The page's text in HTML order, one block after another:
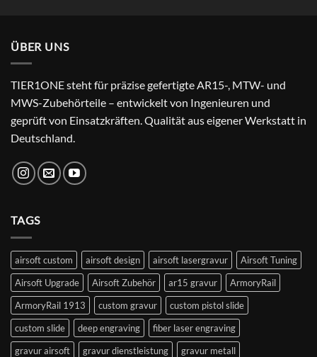
ÜBER UNS
TIER1ONE steht für präzise gefertigte AR15-, MTW- und
MWS-Zubehörteile – entwickelt von Ingenieuren und
geprüft von Einsatzkräften. Qualität aus eigener Werkstatt in
Deutschland.
TAGS
airsoft custom airsoft design airsoft lasergravur
Airsoft Tuning
Airsoft Upgrade
Airsoft Zubehör ar15 gravur
ArmoryRail
ArmoryRail 1913
custom gravur
custom pistol slide
custom slide
deep engraving
fiber laser engraving
gravur airsoft
gravur dienstleistung
gravur metall